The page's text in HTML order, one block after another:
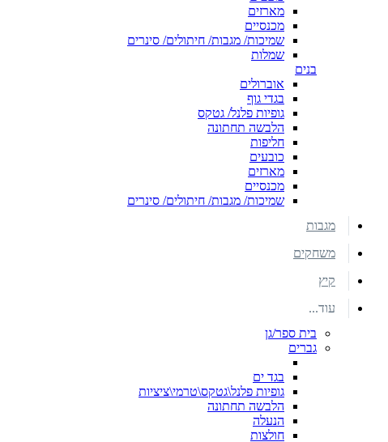
מארזים
מכנסיים
שמיכות/ מגבות/ חיתולים/ סינרים
שמלות
בנים
אוברולים
בגדי גוף
גופיות פלנל/ גטקס
הלבשה תחתונה
חליפות
כובעים
מארזים
מכנסיים
שמיכות/ מגבות/ חיתולים/ סינרים
מגבות
משחקים
קיץ
עוד...
בית ספר/גן
גברים
בגד ים
גופיות פלנל\גטקס\טרמי\ציציות
הלבשה תחתונה
הנעלה
חולצות